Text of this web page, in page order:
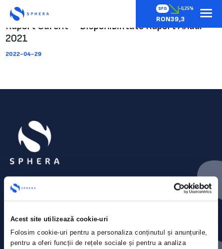
Acest site utilizează cookie-uri
Folosim cookie-uri pentru a personaliza conținutul și anunțurile,
pentru a oferi funcții de rețele sociale și pentru a analiza
SFG -0,25%
RON39,3
Raport Curent – Disponibilitate Raport Anual
2021
2022-04-29
Contact